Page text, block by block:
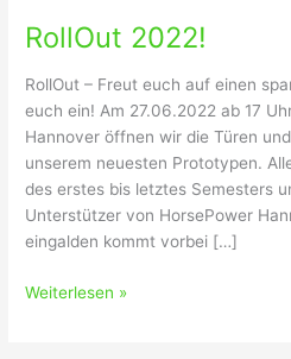
RollOut 2022!
RollOut – Freut euch auf einen
euch ein! Am 27.06.2022 ab 17
Hannover öffnen wir die Türen
unserem neuesten Prototypen.
des erstes bis letztes Semesters
Unterstützer von HorsePower
eingalden kommt vorbei […]
Weiterlesen »